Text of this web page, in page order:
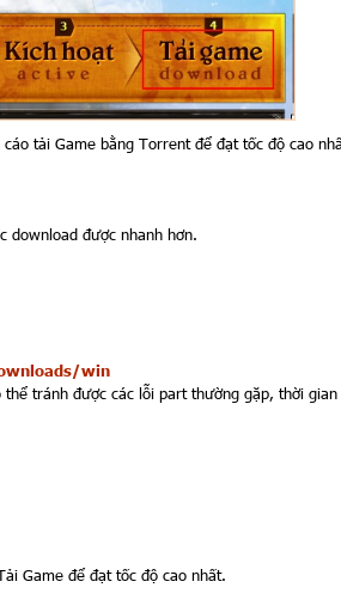
tải Game bằng Torrent để đạt tốc độ cao
download được nhanh hơn.
win
tránh được các lỗi part thường gặp, thời
Game để đạt tốc độ cao nhất.